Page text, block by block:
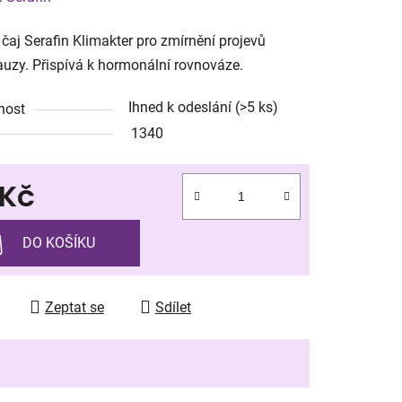
Serafin Klimakter pro zmírnění projevů
Přispívá k hormonální rovnováze.
Ihned k odeslání (>5 ks)
1340
cena:
DO KOŠÍKU
Zeptat se Sdílet